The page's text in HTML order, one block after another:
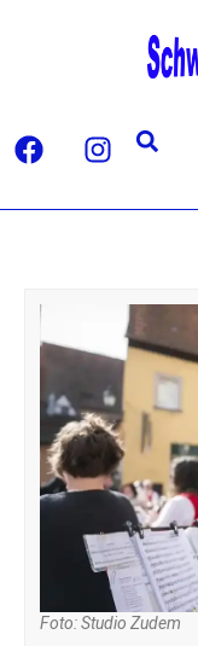
Foto: Studio Zudem